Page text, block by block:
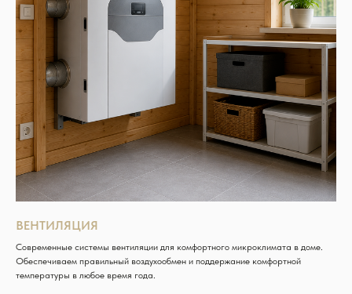
ВЕНТИЛЯЦИЯ
Современные системы вентиляции для комфортного микроклимата в доме.
Обеспечиваем правильный воздухообмен и поддержание комфортной
температуры в любое время года.